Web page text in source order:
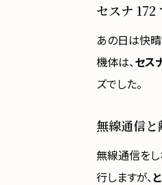
セスナ 172
あの日は快晴
機体は、セス
ズでした。
無線通信と
無線通信をし
行しますが、